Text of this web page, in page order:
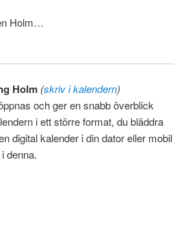
Holm…
Holm (skriv i kalendern)
och ger en snabb överblick
i ett större format, du bläddra
digital kalender i din dator eller mobil
denna.